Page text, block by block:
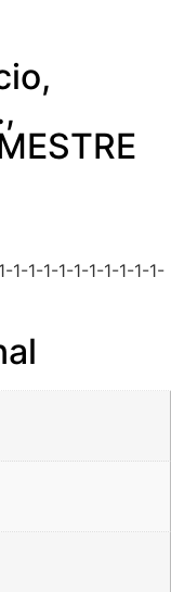
,
,
1-1-1-1-1-1-1-1-1-1-